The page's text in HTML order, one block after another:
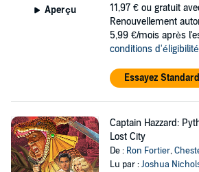
Aperçu 11,97 € ou gratuit
Renouvellement
5,99 €/mois après
conditions d'éligibilité
Essayez
Captain Hazzard:
Lost City
De : Ron Fortier,
Lu par :Joshua